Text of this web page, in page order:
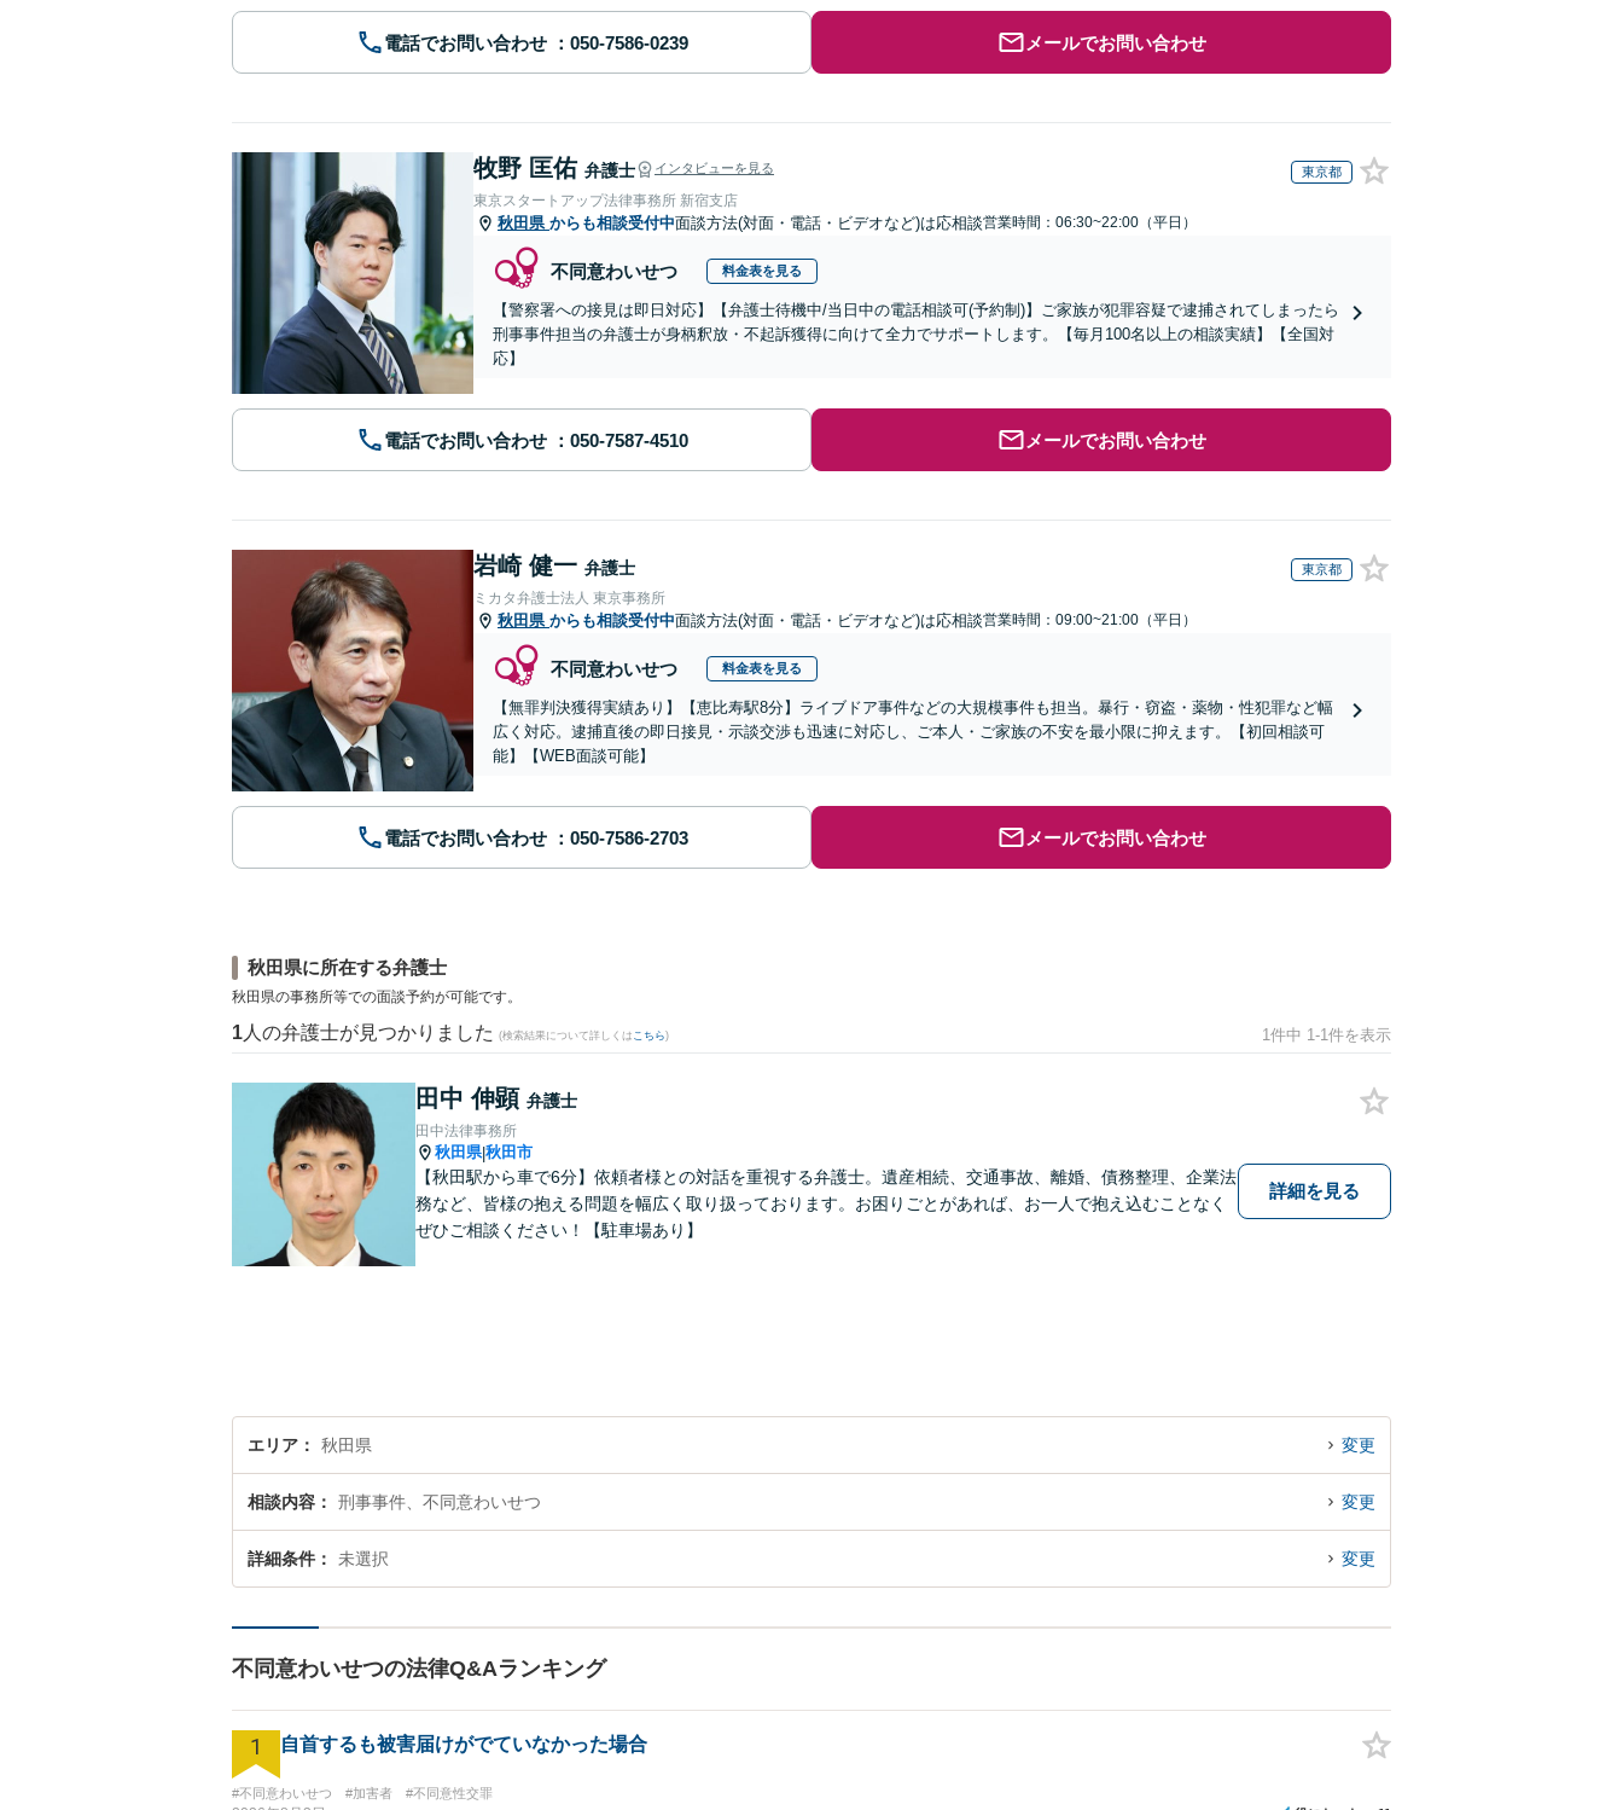
電話でお問い合わせ メールでお問い合わせ
牧野 匡佑 弁護士 インタビューを見る 東京都
東京スタートアップ法律事務所 新宿支店
秋田県 からも相談受付中面談方法(対面・電話・ビデオなど)は応相談営業時間：06:30~22:00（平日）
不同意わいせつ 料金表を見る
【警察署への接見は即日対応】【弁護士待機中/当日中の電話相談可(予約制)】ご家族が犯罪容疑で逮捕されてしまったら
刑事事件担当の弁護士が身柄釈放・不起訴獲得に向けて全力でサポートします。【毎月100名以上の相談実績】【全国対
応】
電話でお問い合わせ メールでお問い合わせ
岩崎 健一 弁護士 東京都
ミカタ弁護士法人 東京事務所
秋田県 からも相談受付中面談方法(対面・電話・ビデオなど)は応相談営業時間：09:00~21:00（平日）
不同意わいせつ 料金表を見る
【無罪判決獲得実績あり】【恵比寿駅8分】ライブドア事件などの大規模事件も担当。暴行・窃盗・薬物・性犯罪など幅
広く対応。逮捕直後の即日接見・示談交渉も迅速に対応し、ご本人・ご家族の不安を最小限に抑えます。【初回相談可
能】【WEB面談可能】
電話でお問い合わせ メールでお問い合わせ
秋田県に所在する弁護士
秋田県の事務所等での面談予約が可能です。
1 人の弁護士が見つかりました (検索結果について詳しくは こちら) 1件中 1-1件を表示
田中 伸顕 弁護士
田中法律事務所
秋田県|秋田市
【秋田駅から車で6分】依頼者様との対話を重視する弁護士。遺産相続、交通事故、離婚、債務整理、企業法
務など、皆様の抱える問題を幅広く取り扱っております。お困りごとがあれば、お一人で抱え込むことなく
ぜひご相談ください！【駐車場あり】
詳細を見る
エリア 秋田県 変更
相談内容 刑事事件、不同意わいせつ 変更
詳細条件 未選択 変更
不同意わいせつの法律Q&Aランキング
1 自首するも被害届けがでていなかった場合
#不同意わいせつ #加害者 #不同意性交罪